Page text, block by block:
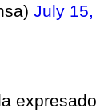
July 15,
expresado